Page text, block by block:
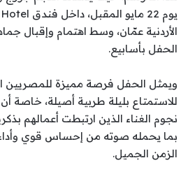
الأردنية عمّان، وسط اهتمام وإقبال
الحفل بأسابيع.
ويمثل الحفل فرصة مميزة للمصريين
للاستمتاع بليلة طربية أصيلة، خاصة
نجوم الغناء الذين ارتبطت أعمالهم
بما يحمله صوته من إحساس قوي وأداء
الزمن الجميل.